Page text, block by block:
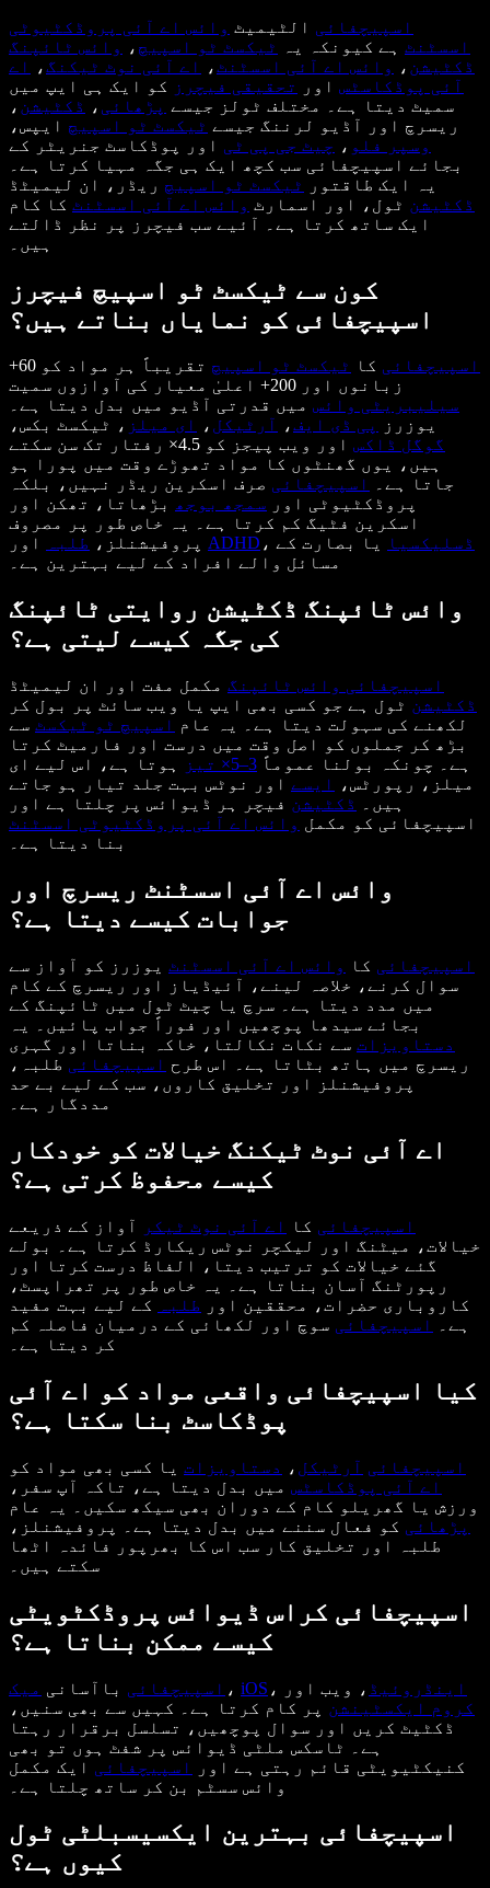
اسپیچفائی الٹیمیٹ وائس اے آئی پروڈکٹیوٹی
اسسٹنٹ ہے کیونکہ یہ ٹیکسٹ ٹو اسپیچ ،
وائس ٹائپنگ
ڈکٹیشن ، وائس اے آئی اسسٹنٹ، اے آئی نوٹ ٹیکنگ،
اے
آئی پوڈکاسٹس اور تحقیقی فیچرز
کو ایک ہی ایپ میں
سمیٹ دیتا ہے۔ مختلف ٹولز جیسے پڑھائی ، ڈکٹیشن ،
ریسرچ اور آڈیو لرننگ جیسے ٹیکسٹ ٹو اسپیچ ایپس،
وسپر فلو ، چیٹ جی پی ٹی اور پوڈکاسٹ جنریٹر کے
بجائے اسپیچفائی سب کچھ ایک ہی جگہ مہیا کرتا ہے۔
یہ ایک طاقتور
ٹیکسٹ ٹو اسپیچ ریڈر، ان لیمیٹڈ
ڈکٹیشن ٹول، اور اسمارٹ وائس اے آئی اسسٹنٹ کا کام
ایک ساتھ کرتا ہے۔ آئیے سب فیچرز پر نظر ڈالتے
کون سے ٹیکسٹ ٹو اسپیچ فیچرز
اسپیچفائی کو نمایاں بناتے ہیں؟
اسپیچفائی کا ٹیکسٹ ٹو اسپیچ
تقریباً ہر مواد کو 60+
زبانوں اور 200+ اعلیٰ معیار کی آوازوں سمیت
سیلیبریٹی وائس میں قدرتی آڈیو میں بدل دیتا ہے۔
یوزرز
پی ڈی ایف، آرٹیکل ، ای میلز ، ٹیکسٹ بکس،
گوگل ڈاکس
اور ویب پیجز کو 4.5× رفتار تک سن سکتے
ہیں، یوں گھنٹوں کا مواد تھوڑے وقت میں پورا ہو
جاتا ہے۔
اسپیچفائی صرف اسکرین ریڈر نہیں، بلکہ
پروڈکٹیوٹی اور سمجھ بوجھ بڑھاتا، تھکن اور
اسکرین فٹیگ کم کرتا ہے۔ یہ خاص طور پر مصروف
پروفیشنلز، طلبہ ADHD ، ڈسلیکسیا
یا بصارت کے
مسائل والے افراد کے لیے بہترین ہے۔
وائس ٹائپنگ ڈکٹیشن روایتی ٹائپنگ
کی جگہ کیسے لیتی ہے؟
اسپیچفائی وائس ٹائپنگ مکمل مفت اور ان لیمیٹڈ
ڈکٹیشن ٹول ہے جو کسی بھی ایپ یا ویب سائٹ پر بول کر
لکھنے کی سہولت دیتا ہے۔ یہ عام اسپیچ ٹو ٹیکسٹ سے
بڑھ کر جملوں کو اصل وقت میں درست اور فارمیٹ کرتا
ہے۔ چونکہ بولنا عموماً 3–5× تیز
ہوتا ہے، اس لیے ای
میلز، رپورٹس،
ایسے اور نوٹس بہت جلد تیار ہو جاتے
ہیں۔
ڈکٹیشن فیچر ہر ڈیوائس پر چلتا ہے اور
اسپیچفائی کو مکمل وائس اے آئی پروڈکٹیوٹی اسسٹنٹ
بنا دیتا ہے۔
وائس اے آئی اسسٹنٹ ریسرچ اور
جوابات کیسے دیتا ہے؟
اسپیچفائی کا وائس اے آئی اسسٹنٹ یوزرز کو آواز سے
سوال کرنے، خلاصہ لینے، آئیڈیاز اور ریسرچ کے کام
میں مدد دیتا ہے۔ سرچ یا چیٹ ٹول میں ٹائپنگ کے
بجائے سیدھا پوچھیں اور فوراً جواب پائیں۔ یہ
دستاویزات سے نکات نکالتا، خاکہ بناتا اور گہری
ریسرچ میں ہاتھ بٹاتا ہے۔ اس طرح اسپیچفائی طلبہ،
پروفیشنلز اور تخلیق کاروں، سب کے لیے بے حد
مددگار ہے۔
اے آئی نوٹ ٹیکنگ خیالات کو خودکار
کیسے محفوظ کرتی ہے؟
اسپیچفائی کا اے آئی نوٹ ٹیکر
آواز کے ذریعے
خیالات، میٹنگ اور لیکچر نوٹس ریکارڈ کرتا ہے۔ بولے
گئے خیالات کو ترتیب دیتا، الفاظ درست کرتا اور
رپورٹنگ آسان بناتا ہے۔ یہ خاص طور پر تھراپسٹ،
کاروباری حضرات، محققین اور
طلبہ
کے لیے بہت مفید
ہے۔
اسپیچفائی سوچ اور لکھائی کے درمیان فاصلہ کم
کر دیتا ہے۔
کیا اسپیچفائی واقعی مواد کو اے آئی
پوڈکاسٹ بنا سکتا ہے؟
اسپیچفائی آرٹیکل ، دستاویزات یا کسی بھی مواد کو
اے آئی پوڈکاسٹس میں بدل دیتا ہے، تاکہ آپ سفر،
ورزش یا گھریلو کام کے دوران بھی سیکھ سکیں۔ یہ عام
پڑھائی کو فعال سننے میں بدل دیتا ہے۔ پروفیشنلز،
طلبہ اور تخلیق کار سب اس کا بھرپور فائدہ اٹھا
سکتے ہیں۔
اسپیچفائی کراس ڈیوائس پروڈکٹویٹی
کیسے ممکن بناتا ہے؟
اسپیچفائی باآسانی میک ، iOS ، اینڈروئیڈ ، ویب اور
کروم ایکسٹینشن پر کام کرتا ہے۔ کہیں سے بھی سنیں،
ڈکٹیٹ کریں اور سوال پوچھیں، تسلسل برقرار رہتا
ہے۔ ٹاسکس ملٹی ڈیوائس پر شفٹ ہوں تو بھی
کنیکٹیویٹی قائم رہتی ہے اور
اسپیچفائی ایک مکمل
وائس سسٹم بن کر ساتھ چلتا ہے۔
اسپیچفائی بہترین ایکسیسبلٹی ٹول
کیوں ہے؟